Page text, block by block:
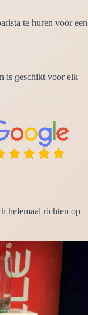
te huren voor een
is geschikt voor elk
helemaal richten op